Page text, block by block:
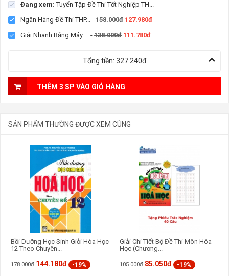
Đang xem: Tuyển Tập Đề Thi Tốt Nghiệp TH... -
Ngân Hàng Đề Thi THP... - 158.000đ 127.980đ
Giải Nhanh Bằng Máy ... - 138.000đ 111.780đ
Tổng tiền: 327.240đ
THÊM 3 SP VÀO GIỎ HÀNG
SẢN PHẨM THƯỜNG ĐƯỢC XEM CÙNG
Bồi Dưỡng Học Sinh Giỏi Hóa Học
12 Theo Chuyên...
178.000đ 144.180đ -19%
Giải Chi Tiết Bộ Đề Thi Môn Hóa
Học (Chương...
105.000đ 85.050đ -19%